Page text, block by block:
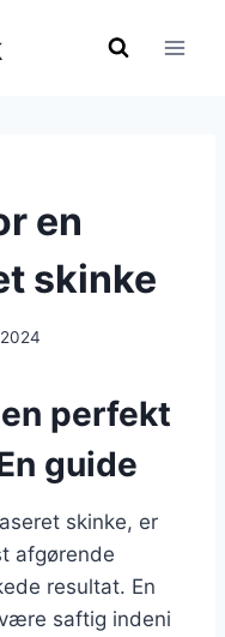
en
skinke
perfekt
guide
skinke, er
afgørende
resultat. En
saftig indeni